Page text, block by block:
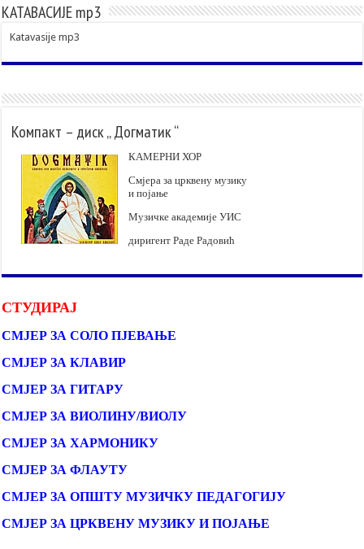
КАТАВАСИЈЕ mp3
Katavasije mp3
Компакт – диск „ Догматик “
КАМЕРНИ ХОР
Смјера за црквену музику
и појање
Музичке академије УИС
диригент Раде Радовић
СТУДИРАЈ
СМЈЕР ЗА СОЛО ПЈЕВАЊЕ
СМЈЕР ЗА КЛАВИР
СМЈЕР ЗА ГИТАРУ
СМЈЕР ЗА ВИОЛИНУ/ВИОЛУ
СМЈЕР ЗА ХАРМОНИКУ
СМЈЕР ЗА ФЛАУТУ
СМЈЕР ЗА ОПШТУ МУЗИЧКУ ПЕДАГОГИЈУ
СМЈЕР ЗА ЦРКВЕНУ МУЗИКУ И ПОЈАЊЕ